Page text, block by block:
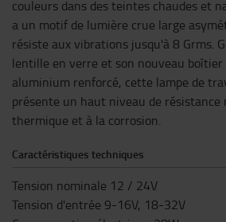
couleurs dans des teintes chaudes et
a un motif de lumière crue large
résiste aux vibrations jusqu'à 8 Grms.
lentille en verre et son nouveau boîtier
aluminium renforcé, cette lampe de
présente un haut niveau de résistance
thermique et à la corrosion.
Caractéristiques techniques
Tension nominale 12 / 24V
Tension d'entrée 9-16V, 18-32V